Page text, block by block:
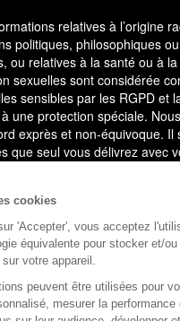
relatives à l’origine
politiques, philosophiques
ou relatives à la santé ou à
sexuelles sont considérée
sensibles par les RGPD et
une protection spéciale.
exprès et non-équivoque. Il
que seul vous délivrez avec
litige, vous pouvez saisir le
: AVENIR CONSO, 09 53
: 10 minutes de
TTC, voyance privée. Offre
cookies
'Accepter', vous acceptez
équivalente pour stocker et/
votre appareil.
peuvent être utilisées pour
mesurer la